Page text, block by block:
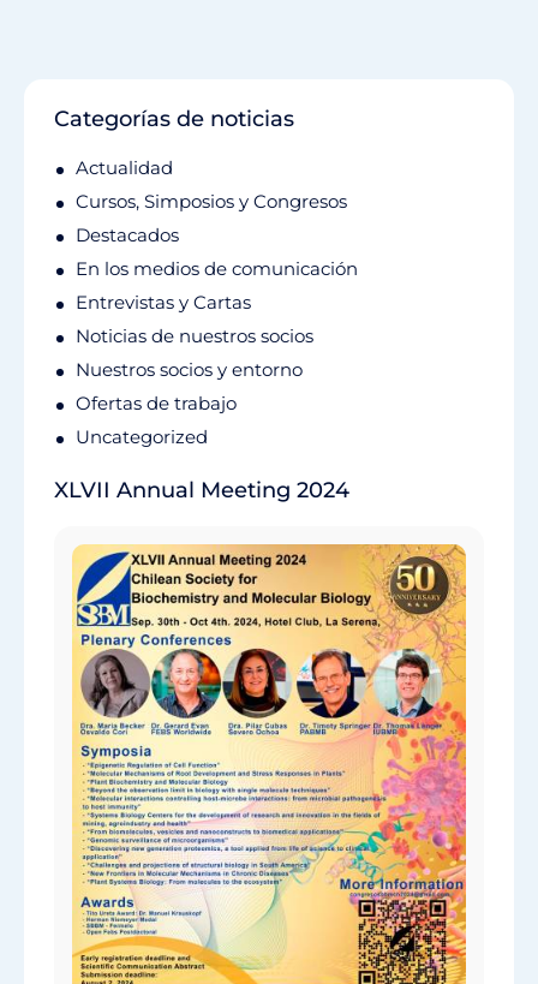
Categorías de noticias
Actualidad
Cursos, Simposios y Congresos
Destacados
En los medios de comunicación
Entrevistas y Cartas
Noticias de nuestros socios
Nuestros socios y entorno
Ofertas de trabajo
Uncategorized
XLVII Annual Meeting 2024